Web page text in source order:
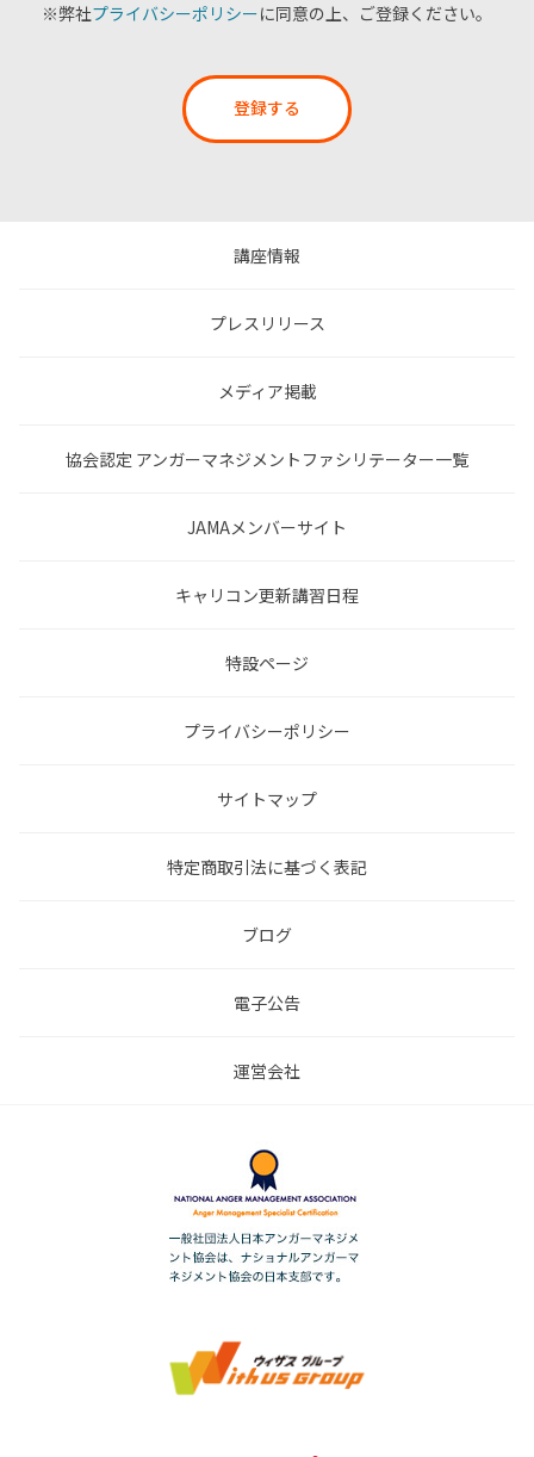
※弊社プライバシーポリシーに同意の上、ご登録ください。
登録する
講座情報
プレスリリース
メディア掲載
協会認定 アンガーマネジメントファシリテーター一覧
JAMAメンバーサイト
キャリコン更新講習日程
特設ページ
プライバシーポリシー
サイトマップ
特定商取引法に基づく表記
ブログ
電子公告
運営会社